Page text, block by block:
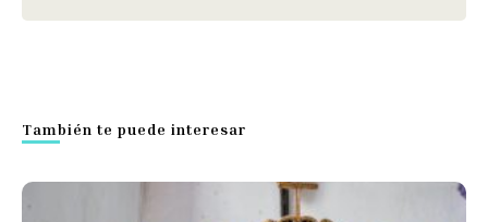
También te puede interesar